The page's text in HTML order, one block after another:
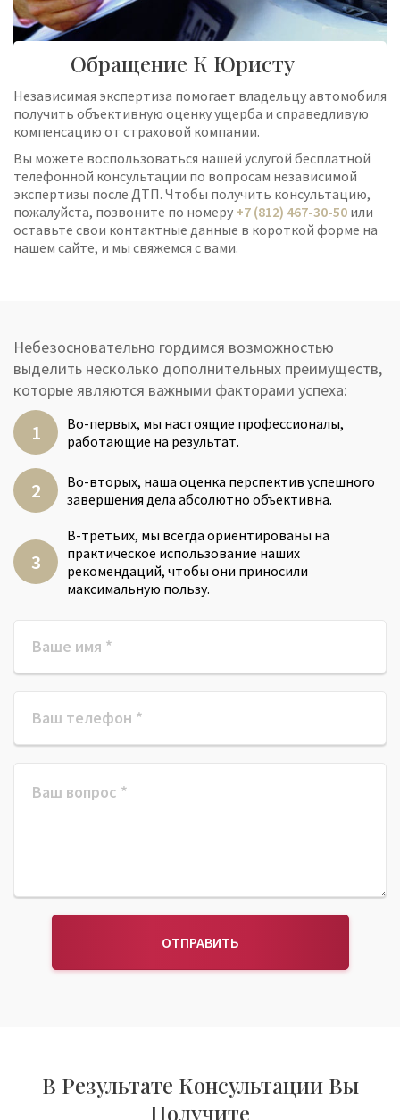
Обращение К Юристу
Независимая экспертиза помогает владельцу автомобиля
получить объективную оценку ущерба и справедливую
компенсацию от страховой компании.
Вы можете воспользоваться нашей услугой бесплатной
телефонной консультации по вопросам независимой
экспертизы после ДТП. Чтобы получить консультацию,
пожалуйста, позвоните по номеру +7 (812) 467-30-50 или
оставьте свои контактные данные в короткой форме на
нашем сайте, и мы свяжемся с вами.
ОТПРАВИТЬ
Небезосновательно гордимся возможностью
выделить несколько дополнительных преимуществ,
которые являются важными факторами успеха:
Во-первых, мы настоящие профессионалы,
работающие на результат.
Во-вторых, наша оценка перспектив успешного
завершения дела абсолютно объективна.
В-третьих, мы всегда ориентированы на
практическое использование наших
рекомендаций, чтобы они приносили
максимальную пользу.
В Результате Консультации Вы
Получите